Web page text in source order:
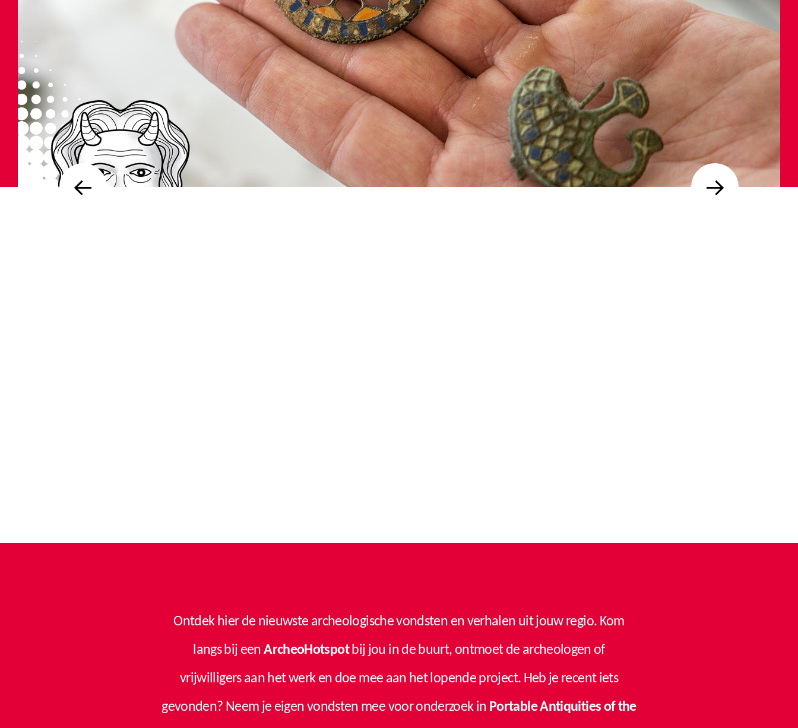
Ontdek hier de nieuwste archeologische vondsten en verhalen uit jouw regio. Kom
langs bij eenArcheoHotspotbij jou in de buurt, ontmoet de archeologen of
vrijwilligers aan het werk en doe mee aan het lopende project. Heb je recent iets
gevonden? Neem je eigen vondsten mee voor onderzoek in Portable Antiquities of the